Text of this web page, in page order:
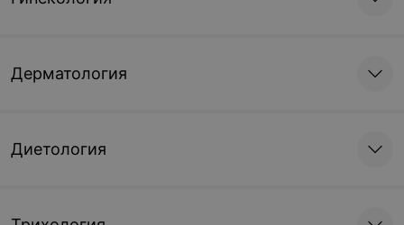
Дерматология
Диетология